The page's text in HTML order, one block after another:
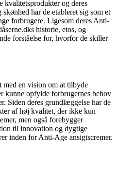
kvalitetsprodukter og deres
har de etableret sig som et
forbrugere. Ligesom deres Anti-
historie, etos, og
forståelse for, hvorfor de skiller
med en vision om at tilbyde
kunne opfylde forbrugernes behov
Siden deres grundlæggelse har de
af høj kvalitet, der ikke kun
men også forebygger
til innovation og dygtige
inden for Anti-Age ansigtscremer.